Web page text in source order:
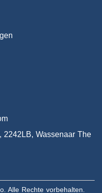
2242LB, Wassenaar The
Alle Rechte vorbehalten.